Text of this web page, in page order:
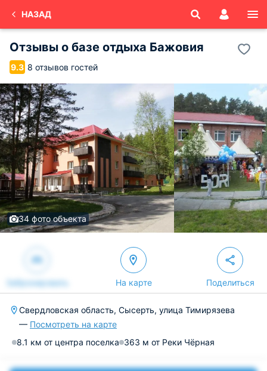
НАЗАД
Отзывы о базе отдыха Бажовия
9.3 8 отзывов гостей
34 фото объекта
Забронировать На карте Поделиться
Свердловская область, Сысерть, улица Тимирязева
— Посмотреть на карте
8.1 км от центра поселка 363 м от Реки Чёрная